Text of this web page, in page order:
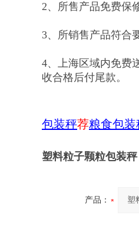
2、所售产品免费保
3、所销售产品符合
4、上海区域内免费
收合格后付尾款。
包装秤荐粮食包装
塑料粒子颗粒包装
产品：